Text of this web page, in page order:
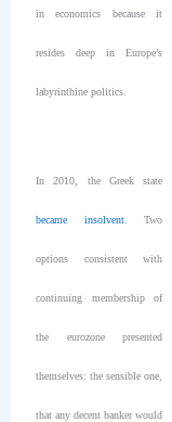
in economics because it
resides deep in Europe’s
labyrinthine politics.
In 2010, the Greek state
became insolvent. Two
options consistent with
continuing membership of
the eurozone presented
themselves: the sensible one,
that any decent banker would